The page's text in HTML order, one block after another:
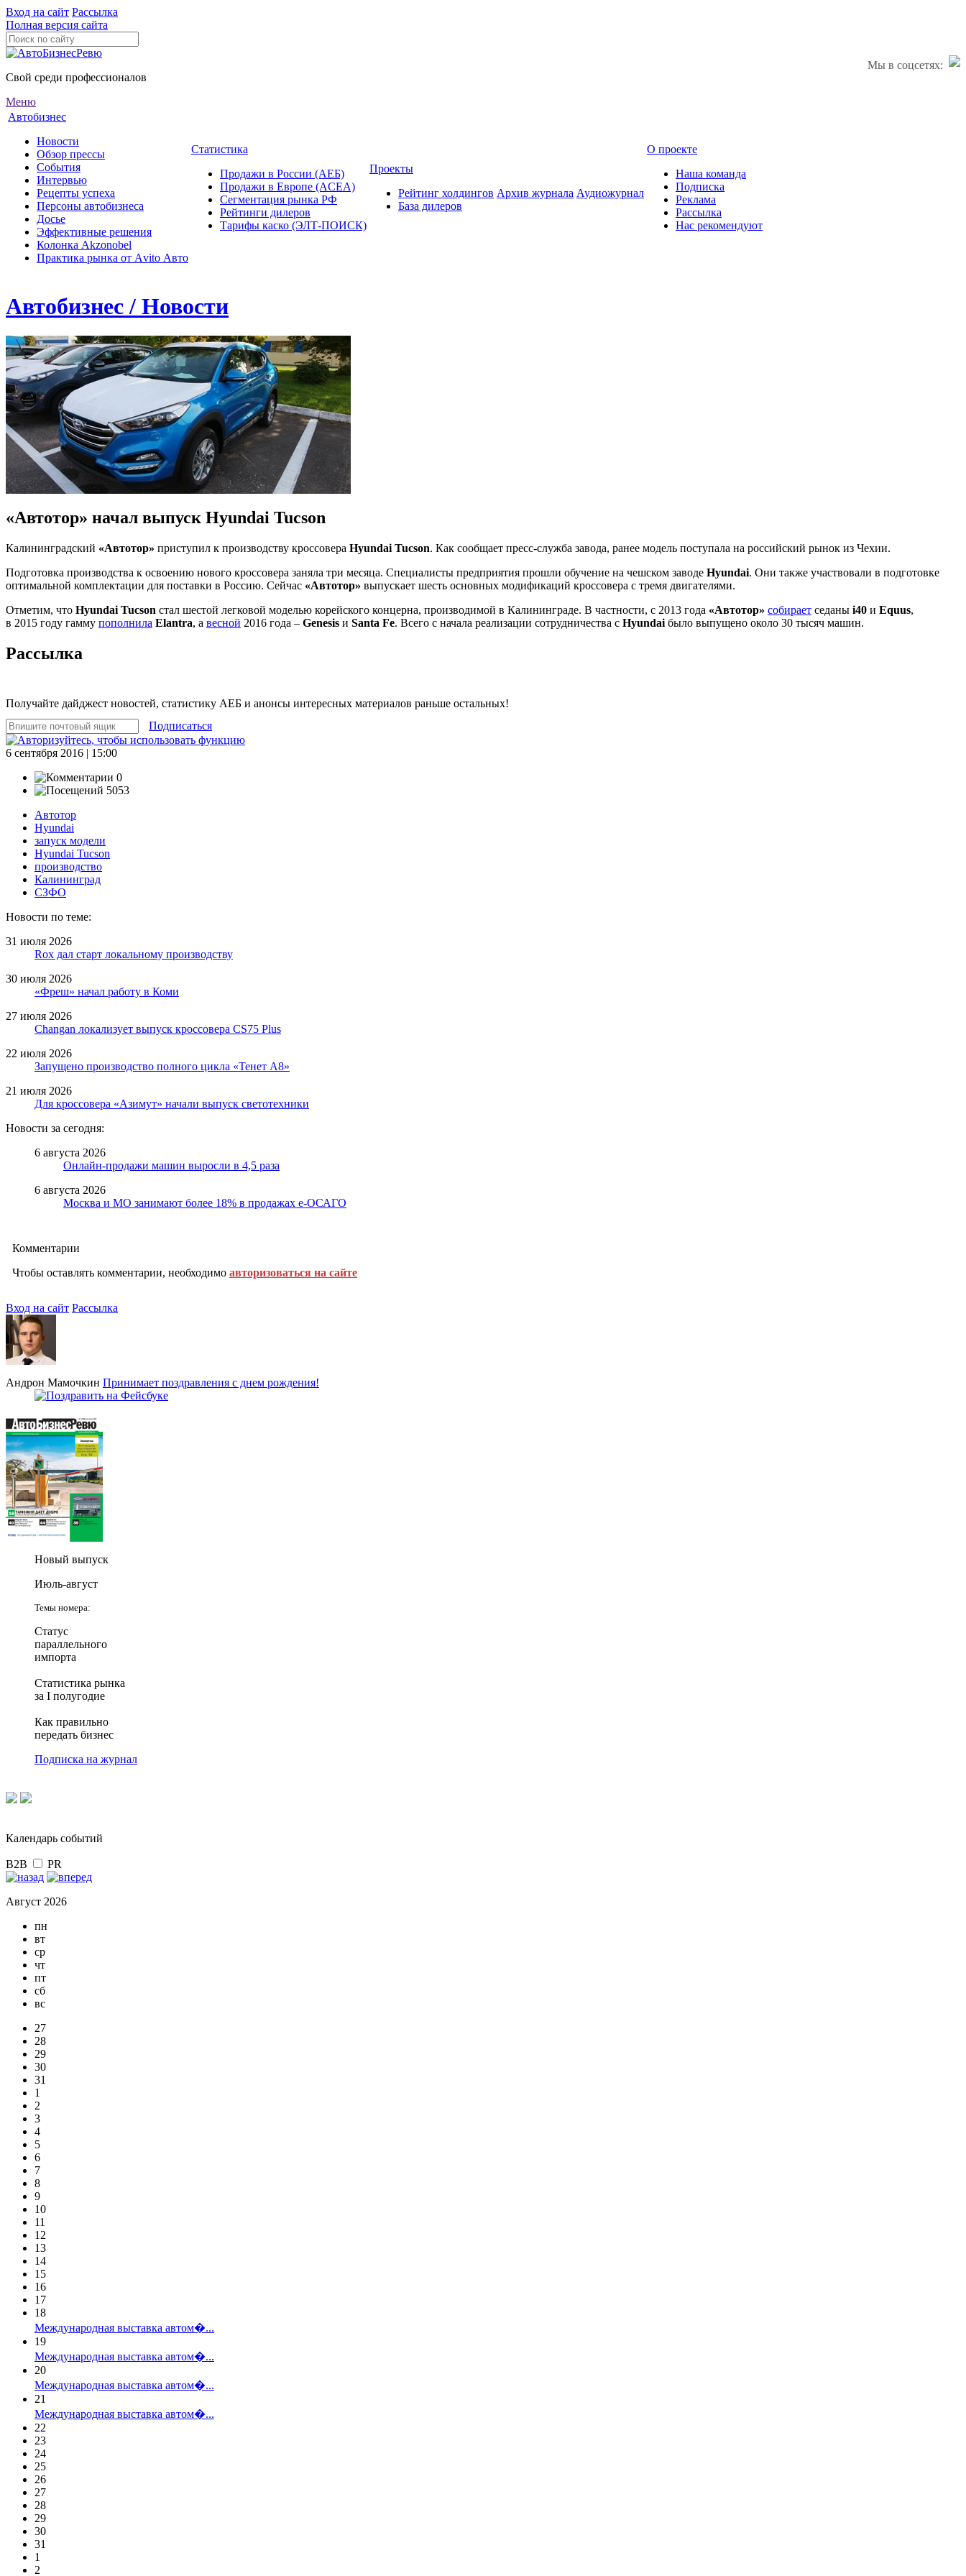
Вход на сайт Рассылка
Полная версия сайта
Мы в соцсетях:
Свой среди профессионалов
Меню
Автобизнес
Новости
Обзор прессы
События
Интервью
Рецепты успеха
Персоны автобизнеса
Досье
Эффективные решения
Колонка Akzonobel
Практика рынка от Аvito Авто
Статистика
Продажи в России (АЕБ)
Продажи в Европе (ACEA)
Сегментация рынка РФ
Рейтинги дилеров
Тарифы каско (ЭЛТ-ПОИСК)
Проекты
Рейтинг холдингов
База дилеров
Архив журнала Аудиожурнал
О проекте
Наша команда
Подписка
Реклама
Рассылка
Нас рекомендуют
Автобизнес / Новости
«Автотор» начал выпуск Hyundai Tucson
Калининградский «Автотор» приступил к производству кроссовера Hyundai Tucson. Как сообщает пресс-служба завода, ранее модель поступала на российский рынок из Чехии.
Подготовка производства к освоению нового кроссовера заняла три месяца. Специалисты предприятия прошли обучение на чешском заводе Hyundai. Они также участвовали в подготовке
оптимальной комплектации для поставки в Россию. Сейчас «Автотор» выпускает шесть основных модификаций кроссовера с тремя двигателями.
Отметим, что Hyundai Tucson стал шестой легковой моделью корейского концерна, производимой в Калининграде. В частности, с 2013 года «Автотор» собирает седаны i40 и Equus,
в 2015 году гамму пополнила Elantra, а весной 2016 года – Genesis и Santa Fe. Всего с начала реализации сотрудничества с Hyundai было выпущено около 30 тысяч машин.
Рассылка
Получайте дайджест новостей, статистику АЕБ и анонсы интересных материалов раньше остальных!
Подписаться
6 сентября 2016 | 15:00
0
5053
Автотор
Hyundai
запуск модели
Hyundai Tucson
производство
Калининград
СЗФО
Новости по теме:
31 июля 2026
Rox дал старт локальному производству
30 июля 2026
«Фреш» начал работу в Коми
27 июля 2026
Changan локализует выпуск кроссовера CS75 Plus
22 июля 2026
Запущено производство полного цикла «Тенет A8»
21 июля 2026
Для кроссовера «Азимут» начали выпуск светотехники
Новости за сегодня:
6 августа 2026
Онлайн-продажи машин выросли в 4,5 раза
6 августа 2026
Москва и МО занимают более 18% в продажах е-ОСАГО
Комментарии
Чтобы оставлять комментарии, необходимо авторизоваться на сайте
Вход на сайт Рассылка
Андрон Мамочкин Принимает поздравления с днем рождения!
Новый выпуск
Июль-август
Темы номера:
Статус
параллельного
импорта
Статистика рынка
за I полугодие
Как правильно
передать бизнес
Подписка на журнал
Календарь событий
B2B PR
Август 2026
пн
вт
ср
чт
пт
сб
вс
27
28
29
30
31
1
2
3
4
5
6
7
8
9
10
11
12
13
14
15
16
17
18
Международная выставка автом�...
19
Международная выставка автом�...
20
Международная выставка автом�...
21
Международная выставка автом�...
22
23
24
25
26
27
28
29
30
31
1
2